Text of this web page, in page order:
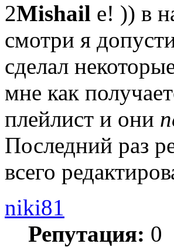
2Mishail е! )) в
смотри я
сделал
мне как
плейлист и они
Последний раз
всего
niki81
Репутация: 0